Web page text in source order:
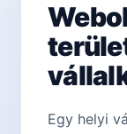
Egy helyi